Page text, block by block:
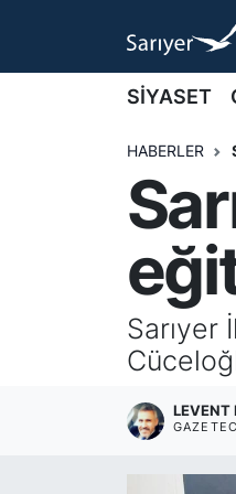
SİYASET
HABERLER
Sarıyer
LEVENT
AKTUEL
ALT MANŞETLER
EKONOMİ
FOTO GALERİ
GÜNCEL
İstanbul Nöbetçi
İstanbul Hava
İstanbul Namaz
İstanbul Trafik
Süper Lig Puan
Tüm Manşetler
Son Dakika